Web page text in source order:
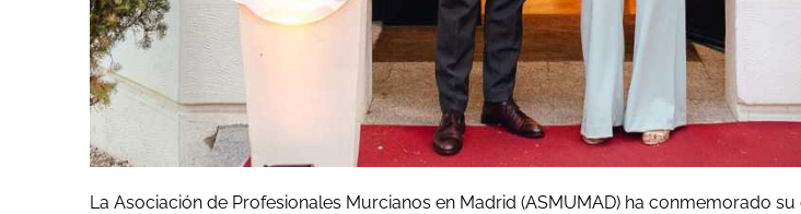
La Asociación de Profesionales Murcianos en Madrid (ASMUMAD) ha conmemorado